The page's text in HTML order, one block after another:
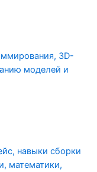
3D-
моделей и
навыки сборки
математики,